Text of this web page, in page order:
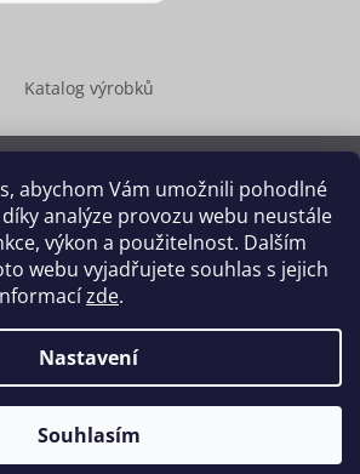
abychom Vám umožnili pohodlné
analýze provozu webu neustále
výkon a použitelnost. Dalším
webu vyjadřujete souhlas s jejich
zde.
Nastavení
Souhlasím
Katalog výrobků
kořenář®
. Všechna práva vyhrazena.
nastavení cookies
a na Shoptet implementoval
Shoptetak.cz.
Vytvořil Shoptet